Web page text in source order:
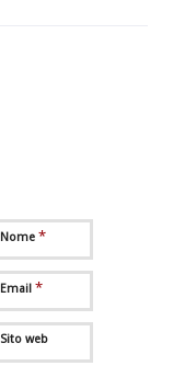
Nome *
Email *
Sito web